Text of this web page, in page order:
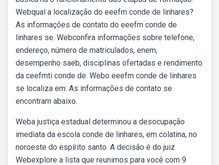
Webqual a localização do eeefm conde de linhares?
As informações de contato do eeefm conde de
linhares se. Webconfira informações sobre telefone,
endereço, número de matriculados, enem,
desempenho saeb, disciplinas ofertadas e rendimento
da ceefmti conde de. Webo eeefm conde de linhares
se localiza em: As informações de contato se
encontram abaixo.
Weba justiça estadual determinou a desocupação
imediata da escola conde de linhares, em colatina, no
noroeste do espírito santo. A decisão é do juiz.
Webexplore a lista que reunimos para você com 9